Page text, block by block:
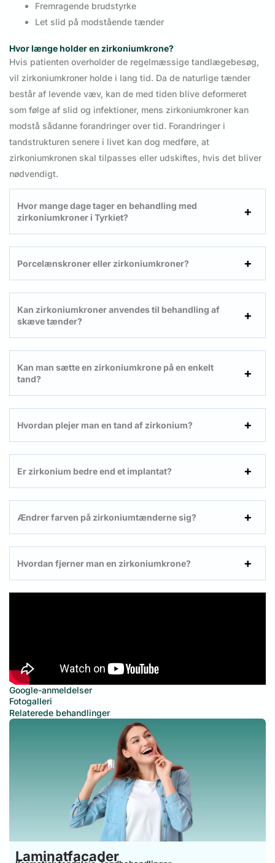
Fremragende brudstyrke
Let slid på modstående tænder
Hvor længe holder en zirkoniumkrone?
Hvis patienten overholder de regelmæssige tandlægebesøg,
vil zirkoniumkroner holde i lang tid. Da de naturlige tænder
består af levende væv, kan de med tiden blive deformeret
som følge af slid og infektioner, mens zirkoniumkroner kan
modstå sådanne forandringer over tid. Forandringer i
tandstrukturen senere i livet kan dog medføre, at
zirkoniumkronen skal tilpasses eller udskiftes, hvis det bliver
nødvendigt.
Hvor mange dage tager en behandling med
zirkoniumkroner i Tyrkiet?
Porcelænskroner eller zirkoniumkroner?
Kan zirkoniumkroner anvendes til behandling af
skæve tænder?
Kan man sætte en zirkoniumkrone på en enkelt
tand?
Hvordan plejer man en tand af zirkonium?
Er zirkonium bedre end et implantat?
Ændrer farven på zirkoniumtænderne sig?
Hvordan fjerner man en zirkoniumkrone?
Google-anmeldelser
Fotogalleri
Relaterede behandlinger
Laminatfacader